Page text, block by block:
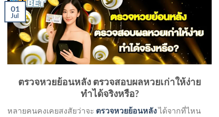
01
Jul
ตรวจหวยย้อนหลัง ตรวจสอบผลหวยเก่าให้ง่าย
ทำได้จริงหรือ?
หลายคนคงเคยสงสัยว่าจะ ตรวจหวยย้อนหลังได้จากที่ไหน